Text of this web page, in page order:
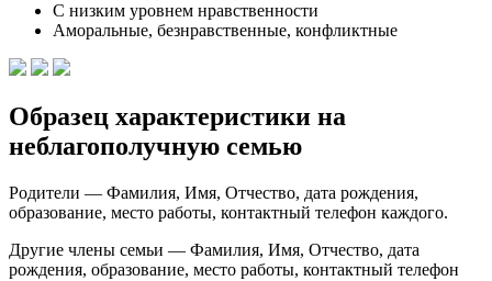
С низким уровнем нравственности
Аморальные, безнравственные, конфликтные
Образец характеристики на
неблагополучную семью
Родители — Фамилия, Имя, Отчество, дата рождения,
образование, место работы, контактный телефон каждого.
Другие члены семьи — Фамилия, Имя, Отчество, дата
рождения, образование, место работы, контактный телефон